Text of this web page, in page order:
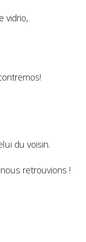
vidrio,
du voisin.
retrouvions !